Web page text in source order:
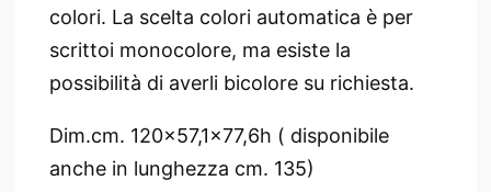
colori. La scelta colori automatica è per
scrittoi monocolore, ma esiste la
possibilità di averli bicolore su richiesta.
Dim.cm. 120x57,1x77,6h ( disponibile
anche in lunghezza cm. 135)